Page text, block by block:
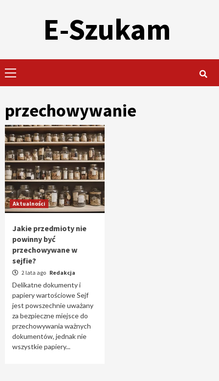
E-Szukam
Menu
przechowywanie
Aktualności
Jakie przedmioty nie
powinny być
przechowywane w
sejfie?
2 lata ago Redakcja
Delikatne dokumenty i
papiery wartościowe Sejf
jest powszechnie uważany
za bezpieczne miejsce do
przechowywania ważnych
dokumentów, jednak nie
wszystkie papiery...